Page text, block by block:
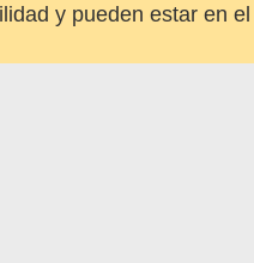
y pueden estar en